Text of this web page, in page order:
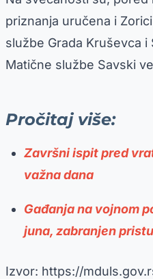
priznanja uručena i
službe Grada Kruševca i
Matične službe Savski
Pročitaj više:
Završni ispit pred
važna dana
Gađanja na vojnom
juna, zabranjen
Izvor: https://